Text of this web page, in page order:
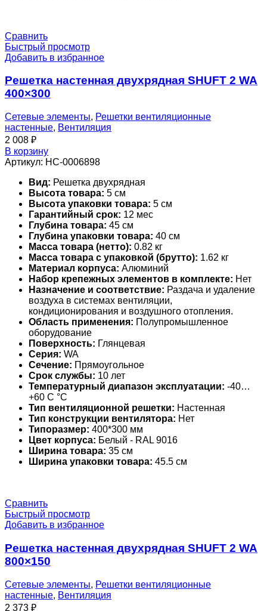
Сравнить
Быстрый просмотр
Добавить в избранное
Решетка настенная двухрядная SHUFT 2 WA
400×300
Сетевые элементы, Решетки вентиляционные
настенные, Вентиляция
2 008 ₽
В корзину
Артикул: НС-0006898
Вид: Решетка двухрядная
Высота товара: 5 см
Высота упаковки товара: 5 см
Гарантийный срок: 12 мес
Глубина товара: 45 см
Глубина упаковки товара: 40 см
Масса товара (нетто): 0.82 кг
Масса товара с упаковкой (брутто): 1.62 кг
Материал корпуса: Алюминий
Набор крепежных элементов в комплекте: Нет
Назначение и соответствие: Раздача и удаление
воздуха в системах вентиляции,
кондиционирования и воздушного отопления.
Область применения: Полупромышленное
оборудование
Поверхность: Глянцевая
Серия: WA
Сечение: Прямоугольное
Срок службы: 10 лет
Температурный диапазон эксплуатации: -40…
+60 С °С
Тип вентиляционной решетки: Настенная
Тип конструкции вентилятора: Нет
Типоразмер: 400*300 мм
Цвет корпуса: Белый - RAL 9016
Ширина товара: 35 см
Ширина упаковки товара: 45.5 см
Сравнить
Быстрый просмотр
Добавить в избранное
Решетка настенная двухрядная SHUFT 2 WA
800×150
Сетевые элементы, Решетки вентиляционные
настенные, Вентиляция
2 373 ₽